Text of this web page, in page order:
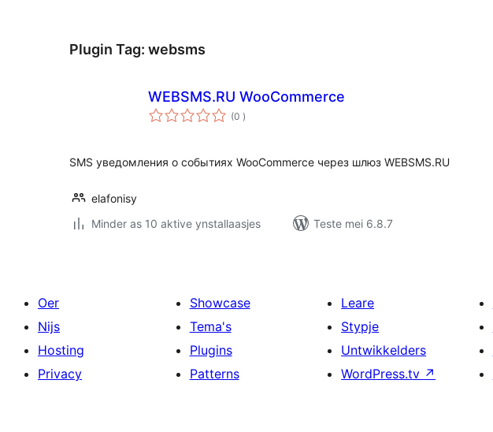
Plugin Tag: websms
WEBSMS.RU WooCommerce
(0 totale
wurdearrings
)
SMS уведомления о событиях WooCommerce через шлюз WEBSMS.RU
elafonisy
Minder as 10 aktive ynstallaasjes
Teste mei 6.8.7
Oer
Nijs
Hosting
Privacy
Showcase
Tema's
Plugins
Patterns
Leare
Stypje
Untwikkelders
WordPress.tv ↗